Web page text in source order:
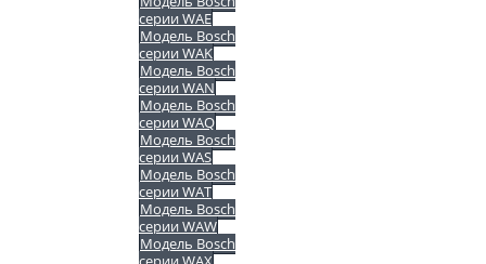
серии WAE
Модель Bosch
серии WAK
Модель Bosch
серии WAN
Модель Bosch
серии WAQ
Модель Bosch
серии WAS
Модель Bosch
серии WAT
Модель Bosch
серии WAW
Модель Bosch